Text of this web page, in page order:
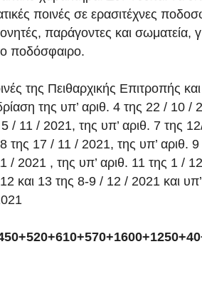
ποινές σε ερασιτέχνες
παράγοντες και σωματεία,
ποδόσφαιρο.
της Πειθαρχικής Επιτροπής
της υπ’ αριθ. 4 της 22 / 10 /
/ 11 / 2021, της υπ’ αριθ. 7 της
της 17 / 11 / 2021, της υπ’ αριθ. 9
/ 2021 , της υπ’ αριθ. 11 της 1 /
και 13 της 8-9 / 12 / 2021 και